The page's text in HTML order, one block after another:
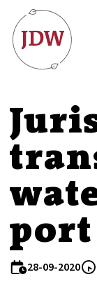
port
28-09-2020